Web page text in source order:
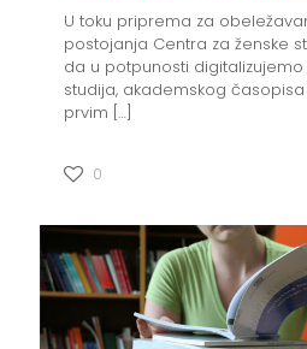
U toku priprema za
postojanja Centra za ženske
da u potpunosti digitalizujemo
studija, akademskog
prvim […]
0